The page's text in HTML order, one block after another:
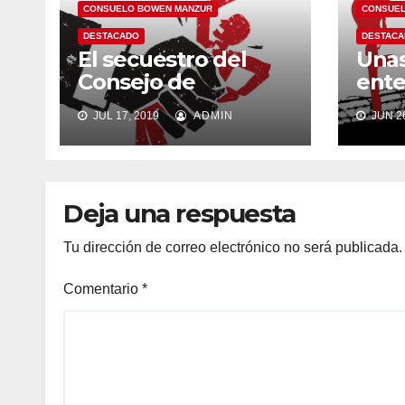
CONSUELO BOWEN MANZUR
DESTACADO
El secuestro del
Consejo de
Participación
Ciudadana y
Control Social
JUL 17, 2019 ADMIN JUN
Deja una respuesta
Tu dirección de correo electrónico no será publicada.
Comentario *